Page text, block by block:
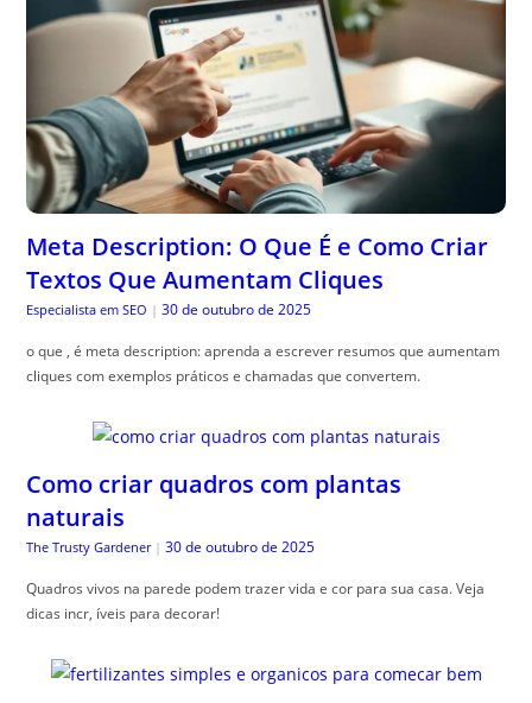
Meta Description: O Que É e Como Criar
Textos Que Aumentam Cliques
Especialista em SEO | 30 de outubro de 2025
o que , é meta description: aprenda a escrever resumos que aumentam
cliques com exemplos práticos e chamadas que convertem.
Como criar quadros com plantas
naturais
The Trusty Gardener | 30 de outubro de 2025
Quadros vivos na parede podem trazer vida e cor para sua casa. Veja
dicas incr, íveis para decorar!